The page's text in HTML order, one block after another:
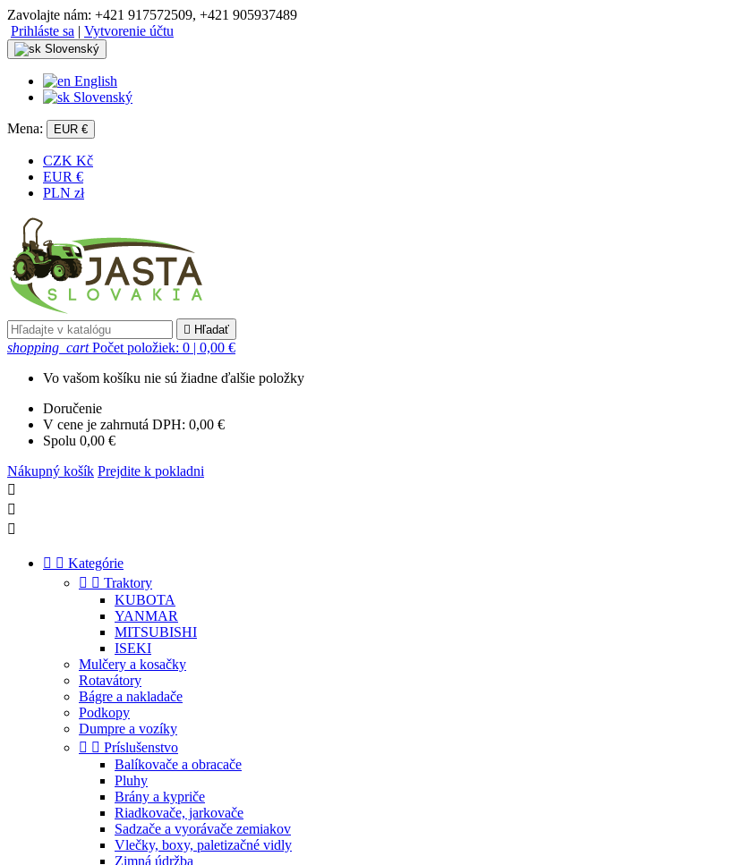
Zavolajte nám: +421 917572509, +421 905937489
Prihláste sa | Vytvorenie účtu
Slovenský
English
Slovenský
Mena: EUR €
CZK Kč
EUR €
PLN zł
 Hľadať
shopping_cart Počet položiek: 0 | 0,00 €
Vo vašom košíku nie sú žiadne ďalšie položky
Doručenie
V cene je zahrnutá DPH: 0,00 €
Spolu 0,00 €
Nákupný košík Prejdite k pokladni



  Kategórie
  Traktory
KUBOTA
YANMAR
MITSUBISHI
ISEKI
Mulčery a kosačky
Rotavátory
Bágre a nakladače
Podkopy
Dumpre a vozíky
  Príslušenstvo
Balíkovače a obracače
Pluhy
Brány a kypriče
Riadkovače, jarkovače
Sadzače a vyorávače zemiakov
Vlečky, boxy, paletizačné vidly
Zimná údržba